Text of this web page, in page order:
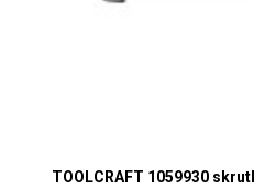
TOOLCRAFT 1059930